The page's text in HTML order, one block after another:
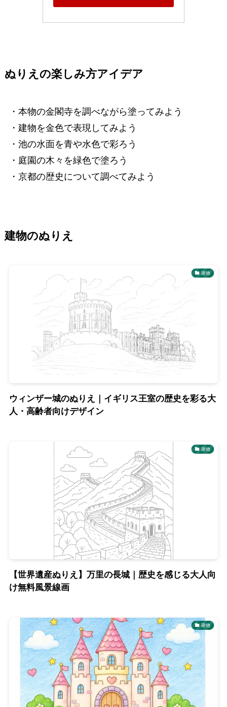
ぬりえの楽しみ方アイデア
・本物の金閣寺を調べながら塗ってみよう
・建物を金色で表現してみよう
・池の水面を青や水色で彩ろう
・庭園の木々を緑色で塗ろう
・京都の歴史について調べてみよう
建物のぬりえ
建物
ウィンザー城のぬりえ｜イギリス王室の歴史を彩る大
人・高齢者向けデザイン
建物
【世界遺産ぬりえ】万里の長城｜歴史を感じる大人向
け無料風景線画
建物